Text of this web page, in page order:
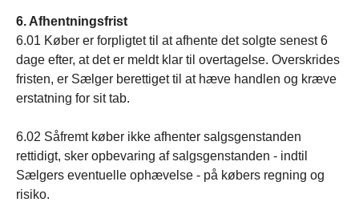
6. Afhentningsfrist
6.01 Køber er forpligtet til at afhente det solgte senest 6
dage efter, at det er meldt klar til overtagelse. Overskrides
fristen, er Sælger berettiget til at hæve handlen og kræve
erstatning for sit tab.
6.02 Såfremt køber ikke afhenter salgsgenstanden
rettidigt, sker opbevaring af salgsgenstanden - indtil
Sælgers eventuelle ophævelse - på købers regning og
risiko.